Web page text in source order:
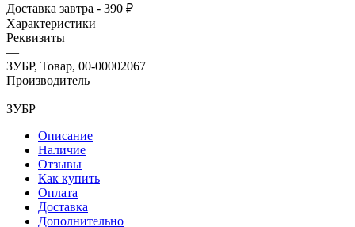
Доставка завтра - 390 ₽
Характеристики
Реквизиты
—
ЗУБР, Товар, 00-00002067
Производитель
—
ЗУБР
Описание
Наличие
Отзывы
Как купить
Оплата
Доставка
Дополнительно